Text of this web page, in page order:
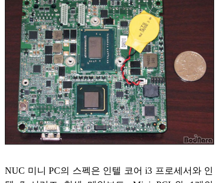
NUC 미니 PC의 스펙은 인텔 코어 i3 프로세서와 인